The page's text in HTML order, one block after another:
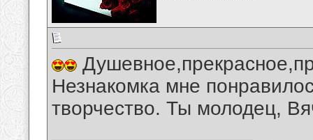
Незнакомка мне
творчество. Ты молодец,